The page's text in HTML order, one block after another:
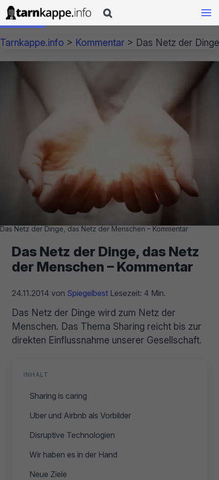

Tarnkappe.info > Kommentar > Das Netz der
Das Netz der Dinge, das Netz der Menschen – Kommentar
Das Netz der Dinge, das Netz
der Menschen – Kommentar
24.11.2014 von Spiegelbest Lesezeit: 4 Min.
Das Netz der Dinge wird zum Netz der
Menschen. Das Thema Sharing reicht bis zur
direkten Einflussnahme unserer Gesellschaft.
INHALT
Sharing is caring
Uber und Airbnb als Vorbilder
Disruptive Technologien
Wir haben es in der Hand
Neue Ziele